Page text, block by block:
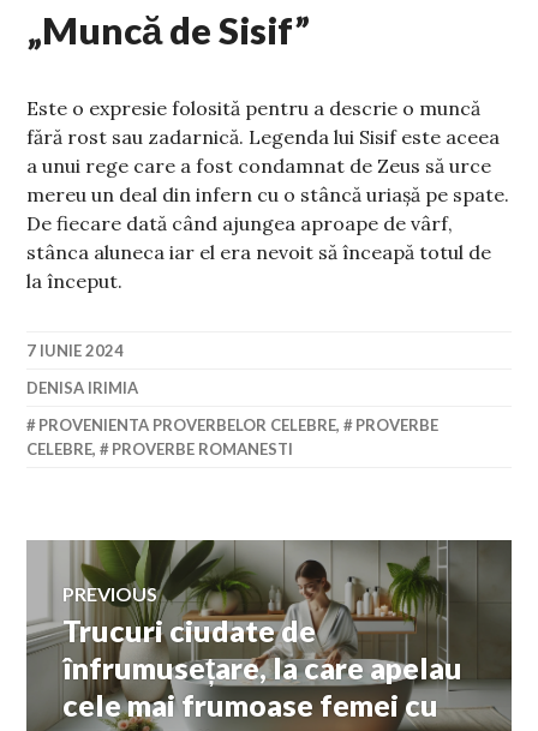
„Muncă de Sisif”
Este o expresie folosită pentru a descrie o muncă
fără rost sau zadarnică. Legenda lui Sisif este aceea
a unui rege care a fost condamnat de Zeus să urce
mereu un deal din infern cu o stâncă uriașă pe spate.
De fiecare dată când ajungea aproape de vârf,
stânca aluneca iar el era nevoit să înceapă totul de
la început.
7 IUNIE 2024
DENISA IRIMIA
PROVENIENTA PROVERBELOR CELEBRE,
PROVERBE
CELEBRE, PROVERBE ROMANESTI
Navigare
în
articole
PREVIOUS
Previous
post:
Trucuri ciudate de
înfrumusețare, la care apelau
cele mai frumoase femei cu